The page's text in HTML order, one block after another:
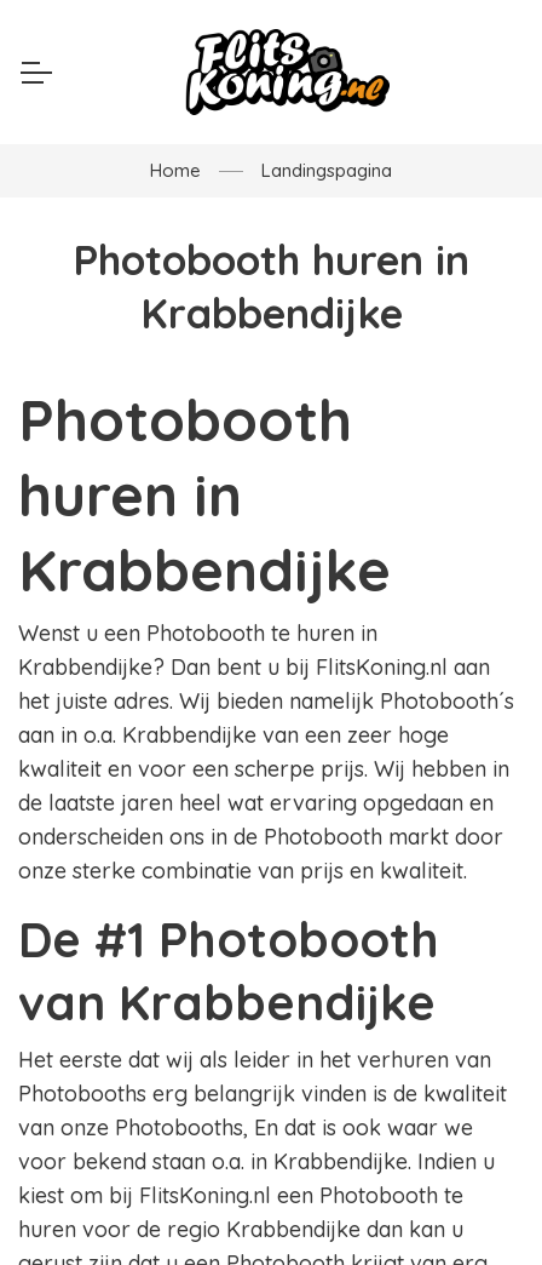
Home Landingspagina
Photobooth huren in
Krabbendijke
Photobooth
huren in
Krabbendijke
Wenst u een Photobooth te huren in
Krabbendijke? Dan bent u bij FlitsKoning.nl aan
het juiste adres. Wij bieden namelijk Photobooth´s
aan in o.a. Krabbendijke van een zeer hoge
kwaliteit en voor een scherpe prijs. Wij hebben in
de laatste jaren heel wat ervaring opgedaan en
onderscheiden ons in de Photobooth markt door
onze sterke combinatie van prijs en kwaliteit.
De #1 Photobooth
van Krabbendijke
Het eerste dat wij als leider in het verhuren van
Photobooths erg belangrijk vinden is de kwaliteit
van onze Photobooths, En dat is ook waar we
voor bekend staan o.a. in Krabbendijke. Indien u
kiest om bij FlitsKoning.nl een Photobooth te
huren voor de regio Krabbendijke dan kan u